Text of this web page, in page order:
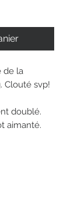
de la
Clouté svp!
doublé.
aimanté.